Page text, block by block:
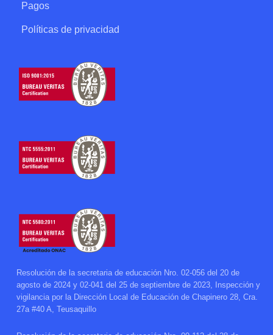
Pagos
Políticas de privacidad
Resolución de la secretaria de educación Nro. 02-056 del 20 de
agosto de 2024 y 02-041 del 25 de septiembre de 2023, Inspección y
vigilancia por la Dirección Local de Educación de Chapinero 28, Cra.
27a #40 A, Teusaquillo